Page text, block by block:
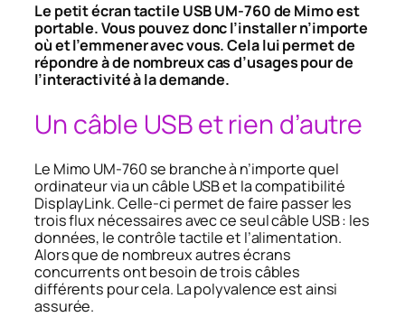
Le petit écran tactile USB UM-760 de Mimo est
portable. Vous pouvez donc l’installer n’importe
où et l’emmener avec vous. Cela lui permet de
répondre à de nombreux cas d’usages pour de
l’interactivité à la demande.
Un câble USB et rien d’autre
Le Mimo UM-760 se branche à n’importe quel
ordinateur via un câble USB et la compatibilité
DisplayLink. Celle-ci permet de faire passer les
trois flux nécessaires avec ce seul câble USB : les
données, le contrôle tactile et l’alimentation.
Alors que de nombreux autres écrans
concurrents ont besoin de trois câbles
différents pour cela. La polyvalence est ainsi
assurée.